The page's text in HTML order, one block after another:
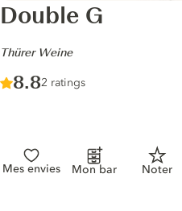
Double G
-Thürer Weine
Score :
8.8/ 10
2 ratings
Mes envies Mon bar Noter